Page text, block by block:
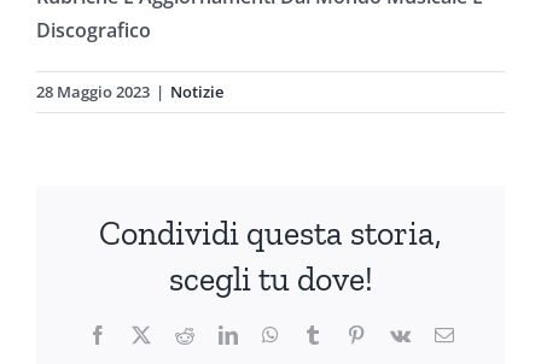
Discografico
28 Maggio 2023 | Notizie
Condividi questa storia,
scegli tu dove!
Facebook
X RedditLinkedInWhatsApp
TumblrPinterest
Vk Email